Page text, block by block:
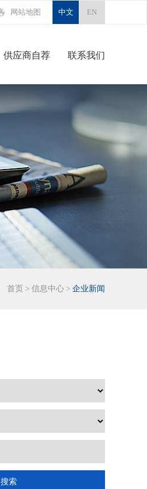
网站地图 中文 EN
供应商自荐 联系我们
首页 > 信息中心 > 企业新闻
搜索